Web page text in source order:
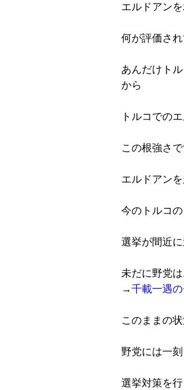
エルドアン
何が評価さ
あんだけト
から
トルコでの
この根強さ
エルドアン
今のトルコの
選挙が間近
未だに野党
→千載一遇
このままの
野党には一
選挙対策を行